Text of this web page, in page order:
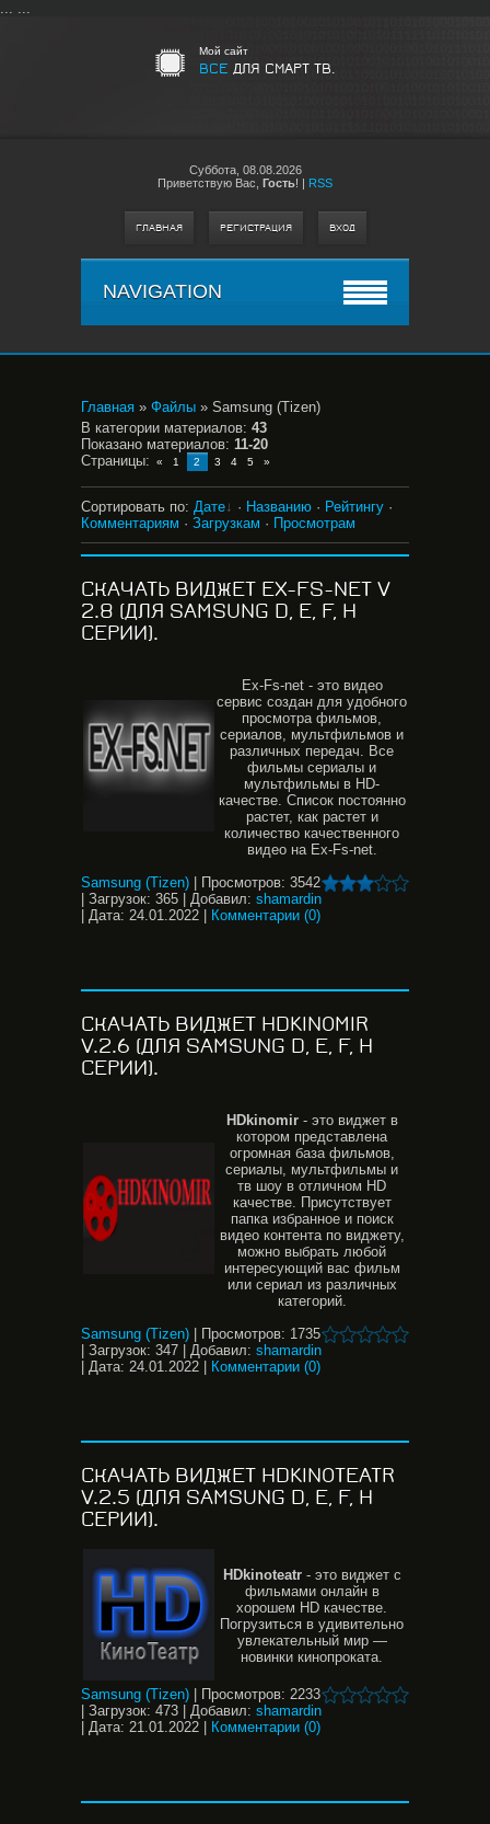
... ...
Мой сайт
ВСЕ ДЛЯ СМАРТ ТВ.
Суббота, 08.08.2026
Приветствую Вас Гость! | RSS
ГЛАВНАЯ РЕГИСТРАЦИЯ ВХОД
NAVIGATION
Главная » Файлы » Samsung (Tizen)
В категории материалов: 43
Показано материалов: 11-20
Страницы: « 1 2 3 4 5 »
Сортировать по: Дате · Названию · Рейтингу ·
Комментариям · Загрузкам · Просмотрам
СКАЧАТЬ ВИДЖЕТ EX-FS-NET V
2.8 (ДЛЯ SAMSUNG D, E, F, H
СЕРИИ).
Ex-Fs-net - это видео
сервис создан для удобного
просмотра фильмов,
сериалов, мультфильмов и
различных передач. Все
фильмы сериалы и
мультфильмы в HD-
качестве. Список постоянно
растет, как растет и
количество качественного
видео на Ex-Fs-net.
Samsung (Tizen)
Просмотров: 3542
Загрузок: 365 Добавил: shamardin
Дата: 24.01.2022 Комментарии (0)
СКАЧАТЬ ВИДЖЕТ HDKINOMIR
V.2.6 (ДЛЯ SAMSUNG D, E, F, H
СЕРИИ).
HDkinomir- это виджет в
котором представлена
огромная база фильмов,
сериалы, мультфильмы и
тв шоу в отличном HD
качестве. Присутствует
папка избранное и поиск
видео контента по виджету,
можно выбрать любой
интересующий вас фильм
или сериал из различных
категорий.
Samsung (Tizen)
Просмотров: 1735
Загрузок: 347 Добавил: shamardin
Дата: 24.01.2022 Комментарии (0)
СКАЧАТЬ ВИДЖЕТ HDKINOTEATR
V.2.5 (ДЛЯ SAMSUNG D, E, F, H
СЕРИИ).
HDkinoteatr- это виджет с
фильмами онлайн в
хорошем HD качестве.
Погрузиться в удивительно
увлекательный мир —
новинки кинопроката.
Samsung (Tizen) Просмотров: 2233
Загрузок: 473 Добавил: shamardin
Дата: 21.01.2022 Комментарии (0)